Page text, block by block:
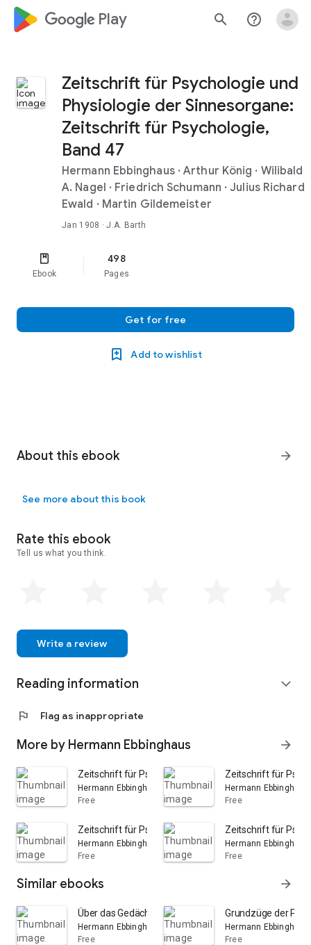
google_logo Play search help_outline
Zeitschrift für Psychologie und
Physiologie der Sinnesorgane:
Zeitschrift für Psychologie,
Band 47
Hermann Ebbinghaus·Arthur König · Wilibald
A. Nagel · Friedrich Schumann ·Julius Richard
Ewald · Martin Gildemeister
Jan 1908 · J.A. Barth
Ebook
498
Pages
Get for free
Add to wishlist
About this ebook arrow_forward
See more about this book
Rate this ebook
Tell us what you think.
Write a review
Reading information expand_more
flag Flag as inappropriate
More by Hermann Ebbinghaus arrow_forward
Zeitschrift für Psychologie und Physiologie der
Hermann Ebbinghaus
Free
Zeitschrift für
Hermann Ebbinghaus
Free
Zeitschrift für Psychologie und Physiologie der
Hermann Ebbinghaus
Free
Zeitschrift für
Hermann Ebbinghaus
Free
Similar ebooks arrow_forward
Über das Gedächtnis: Untersuchungen zur
Hermann Ebbinghaus
Free
Grundzüge der
Hermann Ebbinghaus
Free